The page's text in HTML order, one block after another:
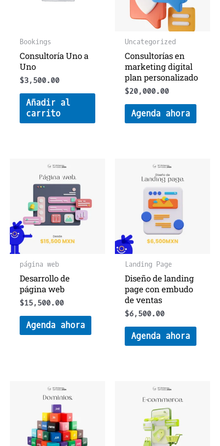
Bookings
Consultoría Uno a
Uno
$3,500.00
Añadir al
carrito
Uncategorized
Consultorías en
marketing digital
plan personalizado
$20,000.00
Agenda ahora
página web
Desarrollo de
página web
$15,500.00
Agenda ahora
Landing Page
Diseño de landing
page con embudo
de ventas
$6,500.00
Agenda ahora